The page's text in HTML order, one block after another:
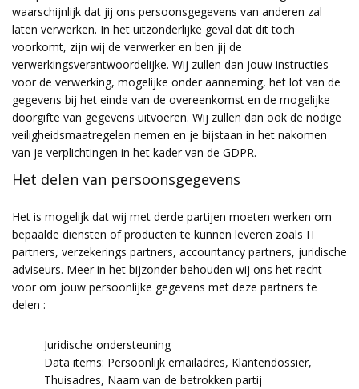
waarschijnlijk dat jij ons persoonsgegevens van anderen zal
laten verwerken. In het uitzonderlijke geval dat dit toch
voorkomt, zijn wij de verwerker en ben jij de
verwerkingsverantwoordelijke. Wij zullen dan jouw instructies
voor de verwerking, mogelijke onder aanneming, het lot van de
gegevens bij het einde van de overeenkomst en de mogelijke
doorgifte van gegevens uitvoeren. Wij zullen dan ook de nodige
veiligheidsmaatregelen nemen en je bijstaan in het nakomen
van je verplichtingen in het kader van de GDPR.
Het delen van persoonsgegevens
Het is mogelijk dat wij met derde partijen moeten werken om
bepaalde diensten of producten te kunnen leveren zoals IT
partners, verzekerings partners, accountancy partners, juridische
adviseurs. Meer in het bijzonder behouden wij ons het recht
voor om jouw persoonlijke gegevens met deze partners te
delen :
Juridische ondersteuning
Data items: Persoonlijk emailadres, Klantendossier,
Thuisadres, Naam van de betrokken partij